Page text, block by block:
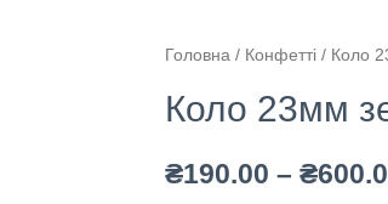
Головна / Конфетті / Коло
Коло 23мм
₴190.00 – ₴